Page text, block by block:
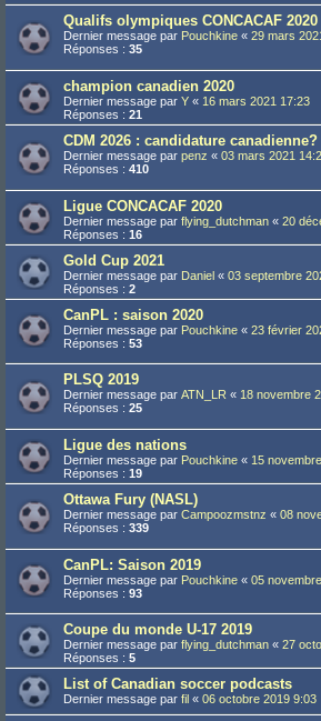
Qualifs olympiques CONCACAF 2020
Dernier message par Pouchkine « 29 mars
Réponses : 35
champion canadien 2020
Dernier message par Y « 16 mars 2021 17:23
Réponses : 21
CDM 2026 : candidature canadienne?
Dernier message par penz « 03 mars 2021
Réponses : 410
Ligue CONCACAF 2020
Dernier message par flying_dutchman « 20
Réponses : 16
Gold Cup 2021
Dernier message par Daniel « 03 septembre
Réponses : 2
CanPL : saison 2020
Dernier message par Pouchkine « 23 février
Réponses : 53
PLSQ 2019
Dernier message par ATN_LR « 18 novembre
Réponses : 25
Ligue des nations
Dernier message par Pouchkine « 15
Réponses : 19
Ottawa Fury (NASL)
Dernier message par Campoozmstnz « 08
Réponses : 339
CanPL: Saison 2019
Dernier message par Pouchkine « 05
Réponses : 93
Coupe du monde U-17 2019
Dernier message par flying_dutchman « 27
Réponses : 5
List of Canadian soccer podcasts
Dernier message par fil « 06 octobre 2019 9:03